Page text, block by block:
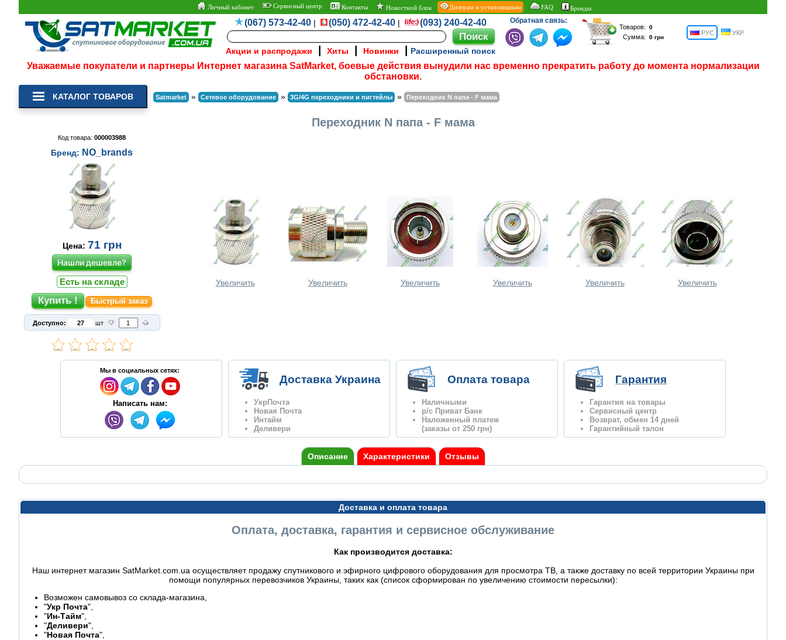
Личный кабинет Сервисный центр Контакты Новостной блок Дилерам и установщикам FAQ Бренды
(067) 573-42-40| (050) 472-42-40| (093) 240-42-40
Акции и распродажи Хиты Новинки Расширенный поиск
Обратная связь:
Товаров:
Сумма:
РУС УКР
Уважаемые покупатели и партнеры Интернет магазина SatMarket, боевые действия вынудили нас временно прекратить работу до момента нормализации
обстановки.
КАТАЛОГ ТОВАРОВ Satmarket » Сетевое оборудование » 3G/4G переходники и пигтейлы » Переходник N папа - F мама
Переходник N папа - F мама
Код товара: 000003988
Бренд: NO_brands
Цена: 71 грн
Нашли дешевле?
Есть на складе
Быстрый заказ
Доступно: шт
Увеличить Увеличить Увеличить Увеличить Увеличить Увеличить
Мы в социальных сетях:
Написать нам:
Доставка Украина
УкрПочта
Новая Почта
Интайм
Деливери
Оплата товара
Наличными
р/с Приват Банк
Наложенный платеж
(заказы от 250 грн)
Гарантия
Гарантия на товары
Сервисный центр
Возврат, обмен 14 дней
Гарантийный талон
Описание Характеристики Отзывы
Доставка и оплата товара
Оплата, доставка, гарантия и сервисное обслуживание
Как производится доставка:
Наш интернет магазин SatMarket.com.ua осуществляет продажу спутникового и эфирного цифрового оборудования для просмотра ТВ, а также доставку по всей территории Украины при
помощи популярных перевозчиков Украины, таких как (список сформирован по увеличению стоимости пересылки):
Возможен самовывоз со склада-магазина,
"Укр Почта",
"Ин-Тайм",
"Деливери",
"Новая Почта",